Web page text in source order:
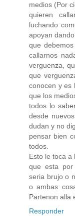
medios (Por
quieren
luchando
apoyan
que
callarnos
verguenza,
que
conocen y es
que los
todos lo
desde
dudan y no
pensar bien
todos.
Esto le toca a
que esta por
seria brujo o
o ambas
Partenon alla
Responder